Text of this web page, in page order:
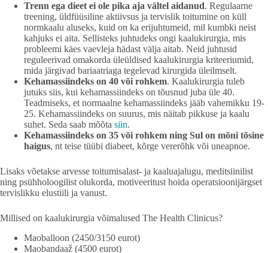
Trenn ega dieet ei ole pika aja vältel aidanud. Regulaarne
treening, üldfüüsiline aktiivsus ja tervislik toitumine on küll
normkaalu aluseks, kuid on ka erijuhtumeid, mil kumbki neist
kahjuks ei aita. Sellisteks juhtudeks ongi kaalukirurgia, mis
probleemi käes vaevleja hädast välja aitab. Neid juhtusid
reguleerivad omakorda üleüldised kaalukirurgia kriteeriumid,
mida järgivad bariaatriaga tegelevad kirurgida üleilmselt.
Kehamassiindeks on 40 või rohkem. Kaalukirurgia tuleb
jutuks siis, kui kehamassiindeks on tõusnud juba üle 40.
Teadmiseks, et normaalne kehamassiindeks jääb vahemikku 19-
25. Kehamassiindeks on suurus, mis näitab pikkuse ja kaalu
suhet. Seda saab mõõta siin.
Kehamassiindeks on 35 või rohkem ning Sul on mõni tõsine
haigus, nt teise tüübi diabeet, kõrge vererõhk või uneapnoe.
Lisaks võetakse arvesse toitumisalast- ja kaaluajalugu, meditsiinilist
ning psühholoogilist olukorda, motiveeritust hoida operatsioonijärgset
tervislikku elustiili ja vanust.
Millised on kaalukirurgia võimalused The Health Clinicus?
Maoballoon (2450/3150 eurot)
Maobandaaž (4500 eurot)